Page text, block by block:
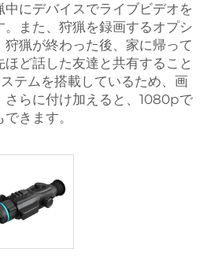
にデバイスでライブビデオを
。また、狩猟を録画するオプシ
狩猟が終わった後、家に帰って
ど話した友達と共有すること
テムを搭載しているため、画
さらに付け加えると、1080pで
きます。